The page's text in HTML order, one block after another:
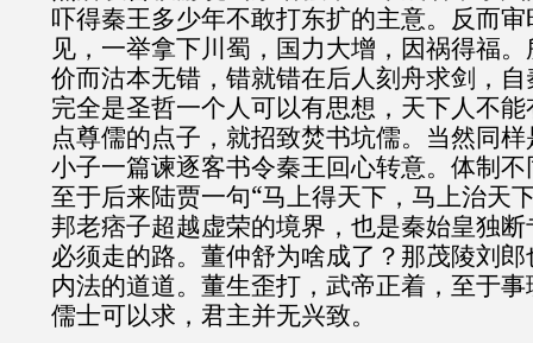
吓得秦王多少年不敢打东扩的主意。反而
见，一举拿下川蜀，国力大增，因祸得福
价而沽本无错，错就错在后人刻舟求剑，
完全是圣哲一个人可以有思想，天下人不
点尊儒的点子，就招致焚书坑儒。当然同
小子一篇谏逐客书令秦王回心转意。体制
至于后来陆贾一句“马上得天下，马上治天
邦老痞子超越虚荣的境界，也是秦始皇独
必须走的路。董仲舒为啥成了？那茂陵刘
内法的道道。董生歪打，武帝正着，至于
儒士可以求，君主并无兴致。